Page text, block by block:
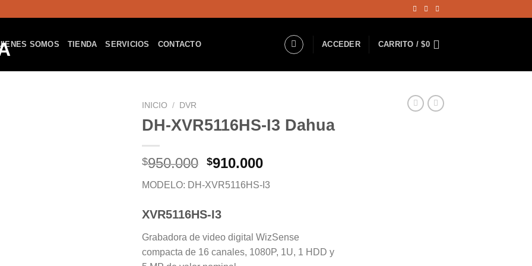
SOMOS TIENDA SERVICIOS CONTACTO ACCEDER CARRITO /$0
INICIO / DVR
DH-XVR5116HS-I3 Dahua
$950.000 El
original
$950.000.
$910.000El
actual
MODELO: DH-XVR5116HS-I3
XVR5116HS-I3
Grabadora de video digital WizSense
compacta de 16 canales, 1080P, 1U, 1 HDD y